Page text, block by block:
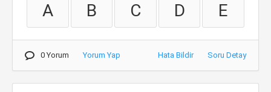
A B C D E
0 Yorum Yorum Yap Hata Bildir Soru Detay